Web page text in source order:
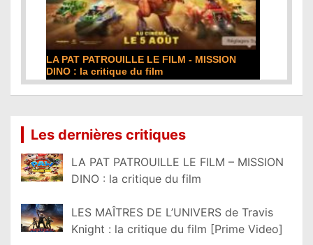
LA PAT PATROUILLE LE FILM - MISSION
DINO : la critique du film
Les dernières critiques
LA PAT PATROUILLE LE FILM – MISSION
DINO : la critique du film
LES MAÎTRES DE L’UNIVERS de Travis
Knight : la critique du film [Prime Video]